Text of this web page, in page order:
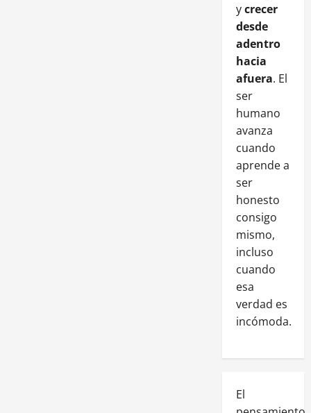
ycrecer
desde
adentro
hacia
afuera. El
ser
humano
avanza
cuando
aprende a
ser
honesto
consigo
mismo,
incluso
cuando
esa
verdad es
incómoda.
El